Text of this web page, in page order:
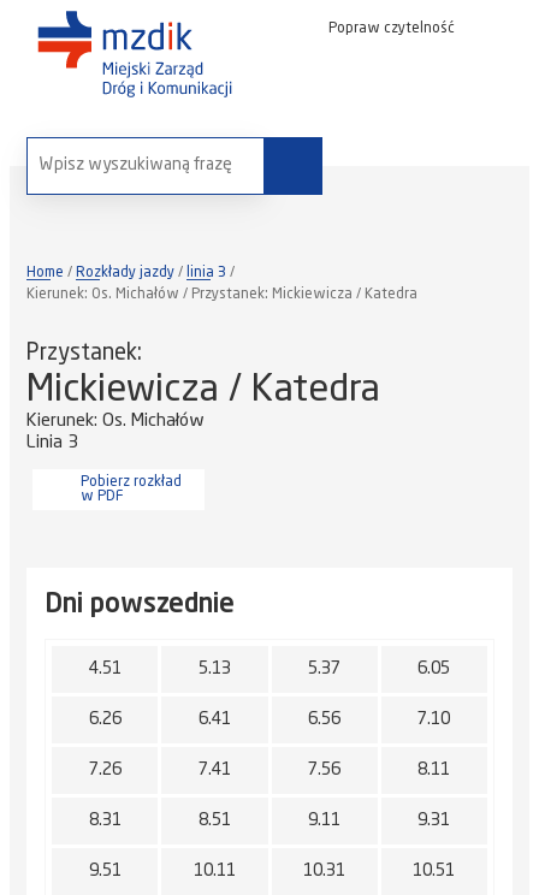
Popraw czytelność
wyszukaj na stronie:
Home Rozkłady jazdy
linia 3
Kierunek: Os. Michałów / Przystanek: Mickiewicza / Katedra
Przystanek:
Mickiewicza / Katedra
Kierunek: Os. Michałów
Linia 3
Pobierz rozkład
w PDF
Dni powszednie
4.51 5.13 5.37 6.05
6.26 6.41 6.56 7.10
7.26 7.41 7.56 8.11
8.31 8.51 9.11 9.31
9.51 10.11 10.31 10.51